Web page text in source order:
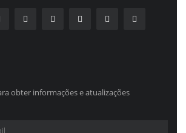
obter informações e atualizações